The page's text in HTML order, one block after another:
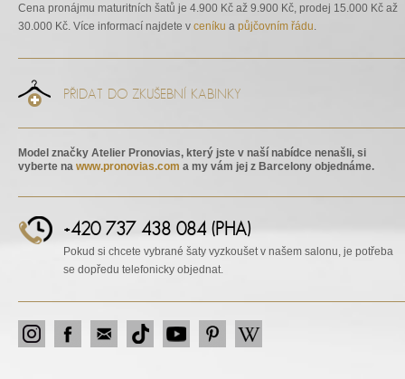
Cena pronájmu maturitních šatů je 4.900 Kč až 9.900 Kč, prodej 15.000 Kč až
30.000 Kč. Více informací najdete v ceníku a půjčovním řádu.
PŘIDAT DO ZKUŠEBNÍ KABINKY
Model značky Atelier Pronovias, který jste v naší nabídce nenašli, si
vyberte na www.pronovias.com a my vám jej z Barcelony objednáme.
+420 737 438 084 (PHA)
Pokud si chcete vybrané šaty vyzkoušet v našem salonu, je potřeba
se dopředu telefonicky objednat.